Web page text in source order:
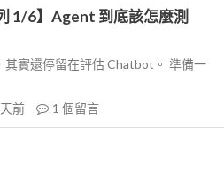
1/6】Agent 到底該怎麼測
實還停留在評估 Chatbot。 準備一
前 1 個留言